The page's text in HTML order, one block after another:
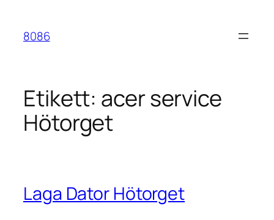
innehåll
8086
Etikett: acer service
Hötorget
Laga Dator Hötorget